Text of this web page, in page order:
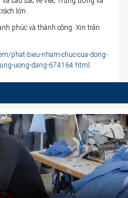
lớn.
phúc và thành công. Xin trân
phat-bieu-nham-chuc-cua-dong-
uong-dang-674164.html